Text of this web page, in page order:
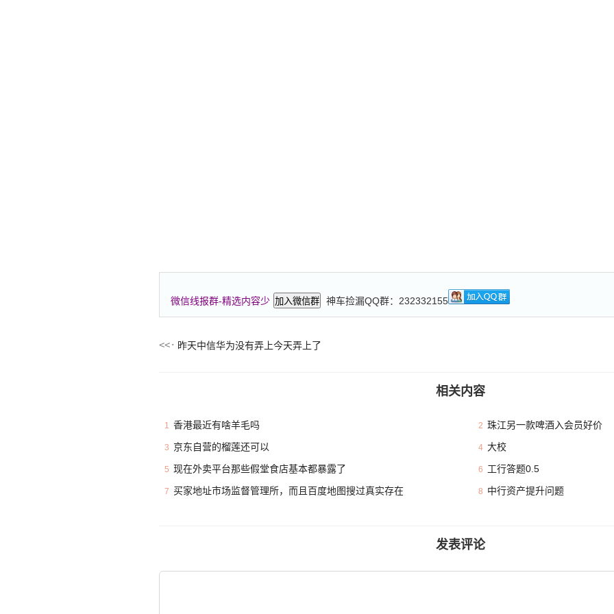
微信线报群-精选内容少 加入微信群 神车捡漏QQ群：232332155
昨天中信华为没有弄上今天弄上了
相关内容
1 香港最近有啥羊毛吗 2 珠江另一款啤酒入会员好价
3 京东自营的榴莲还可以 4 大校
5 现在外卖平台那些假堂食店基本都暴露了 6 工行答题0.5
7 买家地址市场监督管理所，而且百度地图搜过真实存在 8 中行资产提升问题
发表评论